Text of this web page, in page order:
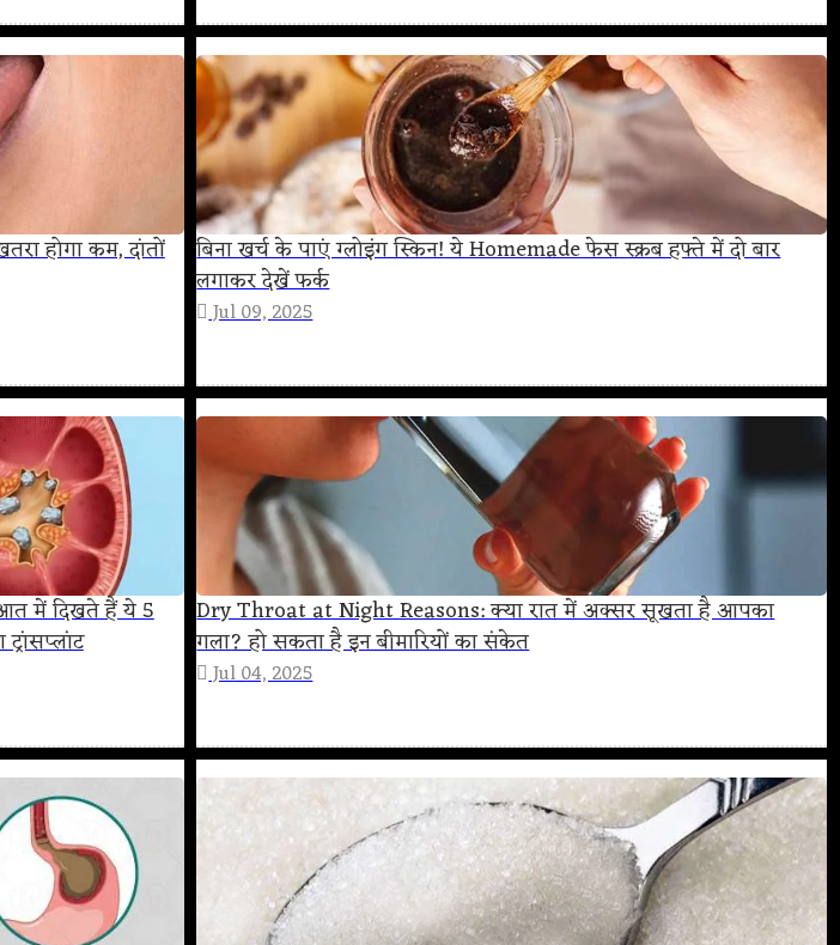
होगा कम, दांतों
बिना खर्च के पाएं ग्लोइंग स्किन! ये Homemade फेस स्क्रब हफ्ते में दो बार
लगाकर देखें फर्क
Jul 09, 2025
में दिखते हैं ये 5
Dry Throat at Night Reasons: क्या रात में अक्सर सूखता है आपका
गला? हो सकता है इन बीमारियों का संकेत
Jul 04, 2025